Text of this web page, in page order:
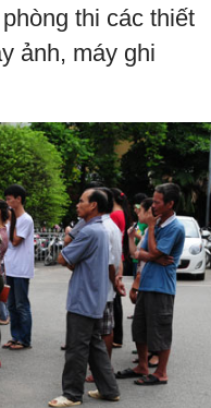
thi các thiết
ảnh, máy ghi